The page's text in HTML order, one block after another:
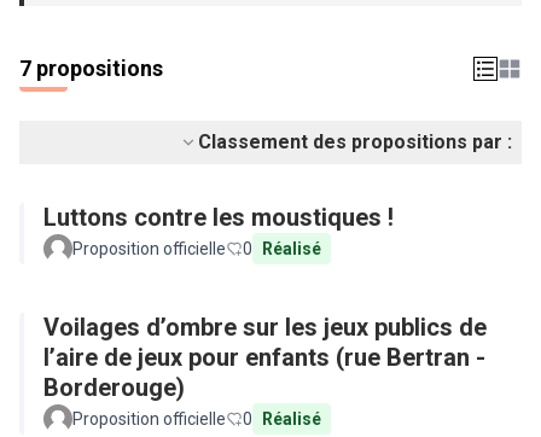
7 propositions
Classement des propositions par :
Luttons contre les moustiques !
Proposition officielle 0 Réalisé
Voilages d’ombre sur les jeux publics de
l’aire de jeux pour enfants (rue Bertran -
Borderouge)
Proposition officielle 0 Réalisé